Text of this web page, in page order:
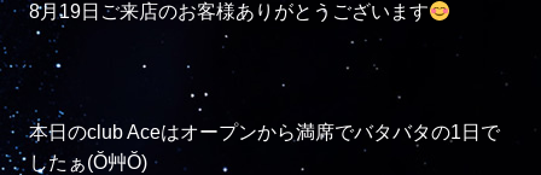
8月19日ご来店のお客様ありがとうございます
本日のclub Aceはオープンから満席でバタバタの1日で
したぁ(Ŏ艸Ŏ)